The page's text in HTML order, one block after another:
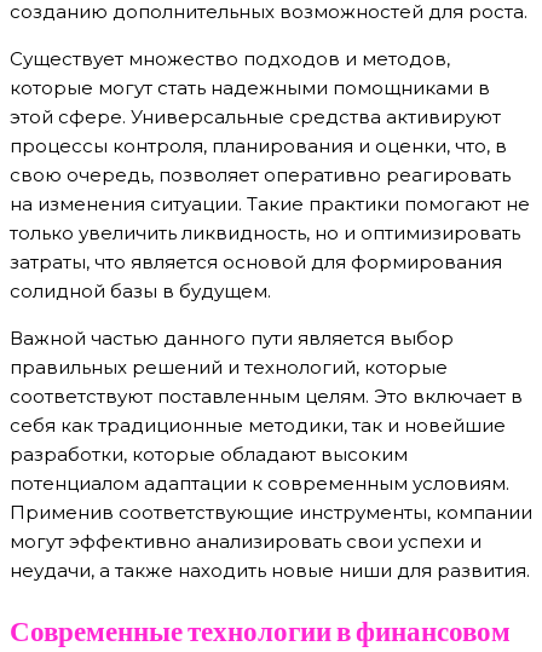
созданию дополнительных возможностей для роста.
Существует множество подходов и методов,
которые могут стать надежными помощниками в
этой сфере. Универсальные средства активируют
процессы контроля, планирования и оценки, что, в
свою очередь, позволяет оперативно реагировать
на изменения ситуации. Такие практики помогают не
только увеличить ликвидность, но и оптимизировать
затраты, что является основой для формирования
солидной базы в будущем.
Важной частью данного пути является выбор
правильных решений и технологий, которые
соответствуют поставленным целям. Это включает в
себя как традиционные методики, так и новейшие
разработки, которые обладают высоким
потенциалом адаптации к современным условиям.
Применив соответствующие инструменты, компании
могут эффективно анализировать свои успехи и
неудачи, а также находить новые ниши для развития.
Современные технологии в финансовом